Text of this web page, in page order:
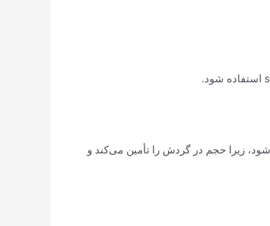
زیرا حجم در گردش را تأمین می‌کند و